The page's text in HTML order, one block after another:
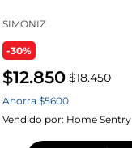
SIMONIZ
-30%
$12.850 $18.450
Ahorra $5600
Vendido por: Home Sentry